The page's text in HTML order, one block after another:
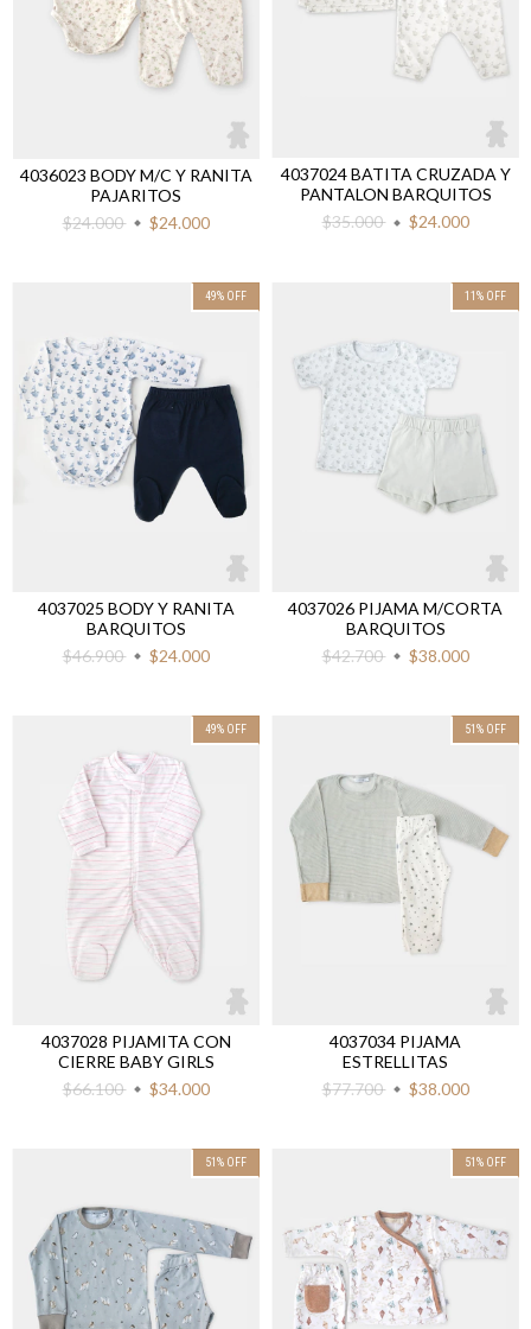
4036023 BODY M/C Y RANITA
PAJARITOS
$24.000
$24.000
4037024 BATITA CRUZADA Y
PANTALON BARQUITOS
$35.000
$24.000
49% OFF
4037025 BODY Y RANITA
BARQUITOS
$46.900
$24.000
11 % OFF
4037026 PIJAMA M/CORTA
BARQUITOS
$42.700
$38.000
49% OFF
4037028 PIJAMITA CON
CIERRE BABY GIRLS
$66.100
$34.000
51 % OFF
4037034 PIJAMA
ESTRELLITAS
$77.700
$38.000
51 % OFF 51 % OFF